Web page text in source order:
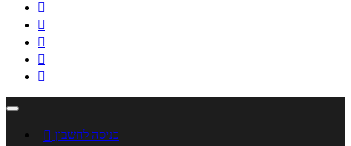





 כניסה לחשבון